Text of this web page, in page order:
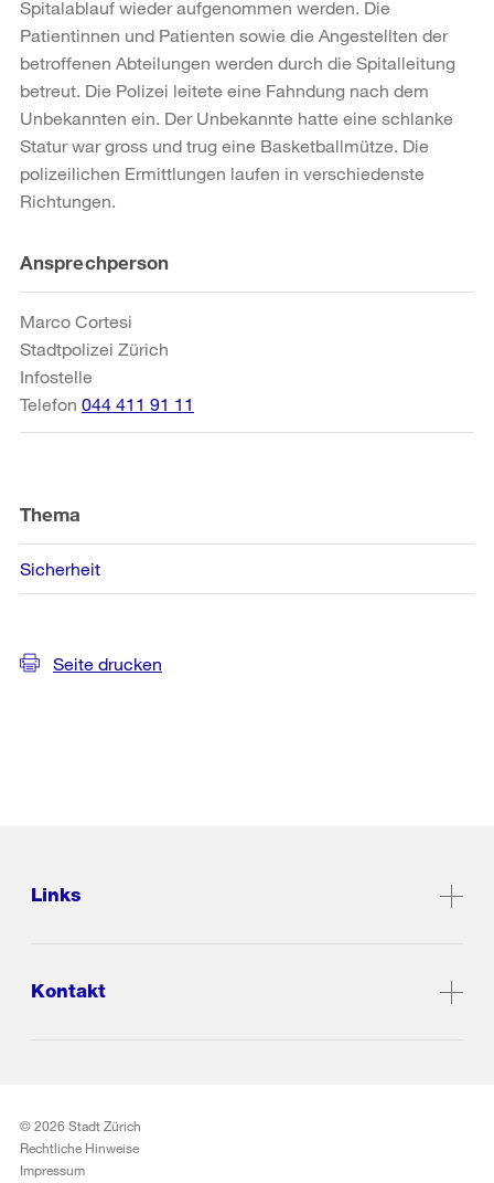
Spitalablauf wieder aufgenommen werden. Die
Patientinnen und Patienten sowie die Angestellten der
betroffenen Abteilungen werden durch die Spitalleitung
betreut. Die Polizei leitete eine Fahndung nach dem
Unbekannten ein. Der Unbekannte hatte eine schlanke
Statur war gross und trug eine Basketballmütze. Die
polizeilichen Ermittlungen laufen in verschiedenste
Richtungen.
Weitere
Informationen
Ansprechperson
Marco Cortesi
Stadtpolizei Zürich
Infostelle
Telefon 044 411 91 11
Thema
Sicherheit
Seite drucken
Links
Kontakt
© 2026 Stadt Zürich
Rechtliche Hinweise
Impressum